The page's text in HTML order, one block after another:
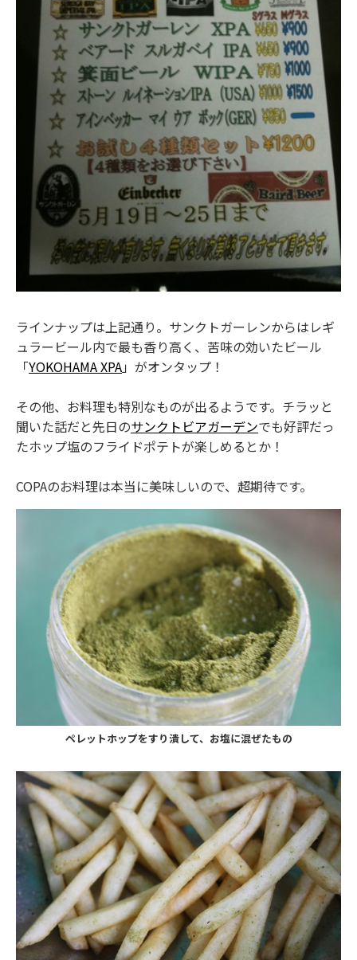
ラインナップは上記通り。サンクトガーレンからはレギ
ュラービール内で最も香り高く、苦味の効いたビール
「YOKOHAMA XPA」がオンタップ！
その他、お料理も特別なものが出るようです。チラッと
聞いた話だと先日のサンクトビアガーデンでも好評だっ
たホップ塩のフライドポテトが楽しめるとか！
COPAのお料理は本当に美味しいので、超期待です。
ペレットホップをすり潰して、お塩に混ぜたもの